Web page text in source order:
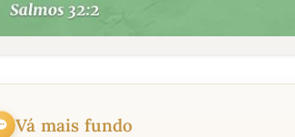
Vá mais fundo